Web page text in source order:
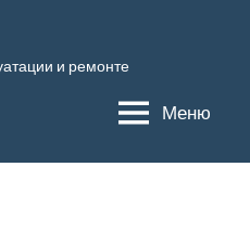
и ремонте
Меню